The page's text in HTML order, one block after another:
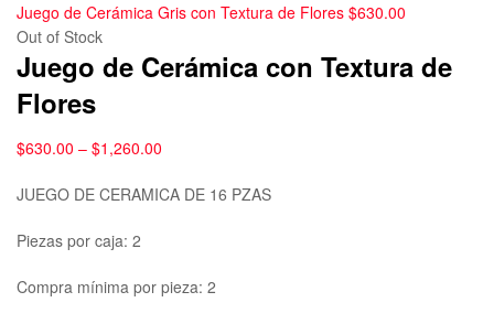
Juego de Cerámica Gris con Textura de Flores $630.00
Out of Stock
Juego de Cerámica con Textura de
Flores
$630.00 – $1,260.00
JUEGO DE CERAMICA DE 16 PZAS
Piezas por caja: 2
Compra mínima por pieza: 2